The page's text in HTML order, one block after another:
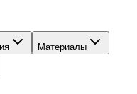
Материалы